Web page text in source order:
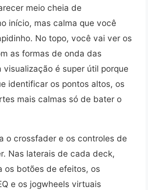
meio cheia de
início, mas calma que você
No topo, você vai ver os
as formas de onda das
visualização é super útil porque
identificar os pontos altos, os
mais calmas só de bater o
o crossfader e os controles de
Nas laterais de cada deck,
os botões de efeitos, os
e os jogwheels virtuais